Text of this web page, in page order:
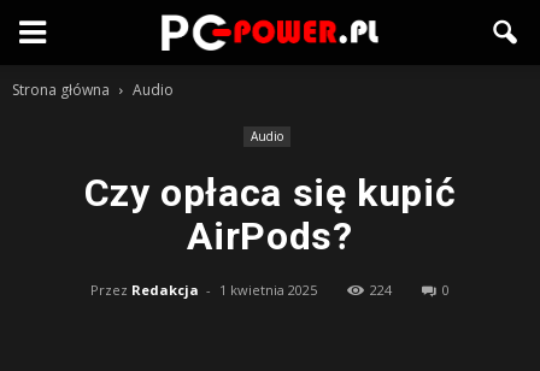
Strona główna Audio
Audio
Czy opłaca się kupić
AirPods?
Przez Redakcja - 1 kwietnia 2025 224 0